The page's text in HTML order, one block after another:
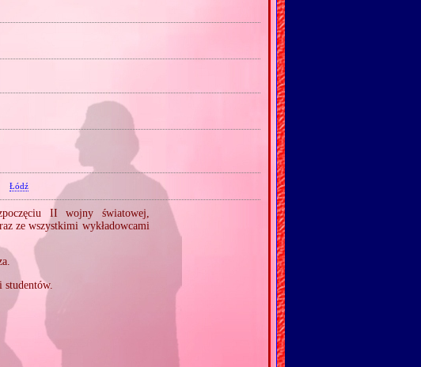
Łódź
II wojny światowej,
ze wszystkimi wykładowcami